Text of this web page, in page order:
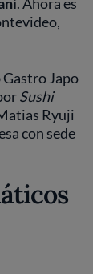
Japo
Sushi
Ryuji
con sede